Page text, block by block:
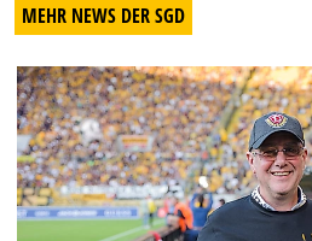
MEHR NEWS DER SGD